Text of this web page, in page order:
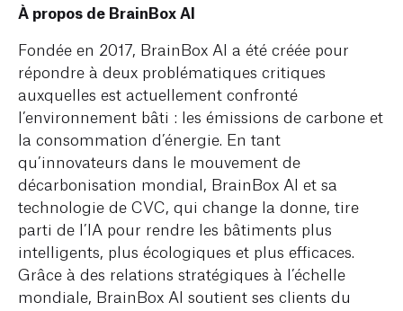
À propos de BrainBox AI
Fondée en 2017, BrainBox AI a été créée pour
répondre à deux problématiques critiques
auxquelles est actuellement confronté
l’environnement bâti : les émissions de carbone et
la consommation d’énergie. En tant
qu’innovateurs dans le mouvement de
décarbonisation mondial, BrainBox AI et sa
technologie de CVC, qui change la donne, tire
parti de l’IA pour rendre les bâtiments plus
intelligents, plus écologiques et plus efficaces.
Grâce à des relations stratégiques à l’échelle
mondiale, BrainBox AI soutient ses clients du